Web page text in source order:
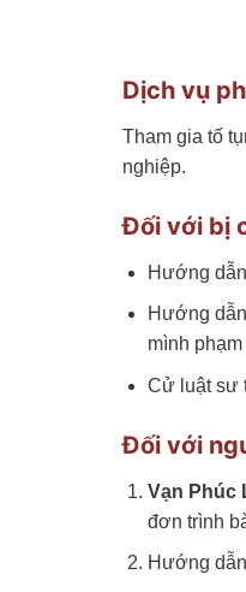
Dịch vụ
Tham gia tố
nghiệp.
Đối với bị
Hướng
Hướng
mình
Cử luật sư
Đối với
Vạn Phúc
đơn trình
Hướng